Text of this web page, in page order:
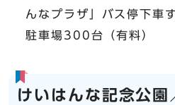
んなプラザ」バス停下車
駐車場300台（有料）
けいはんな記念公園